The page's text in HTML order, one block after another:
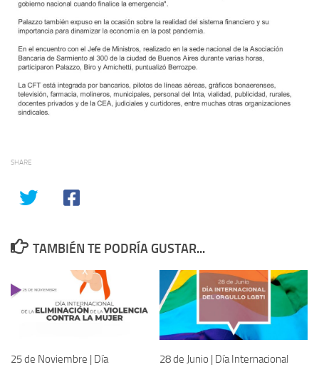
SHARE
TAMBIÉN TE PODRÍA GUSTAR...
25 de Noviembre | Día
28 de Junio | Día Internacional